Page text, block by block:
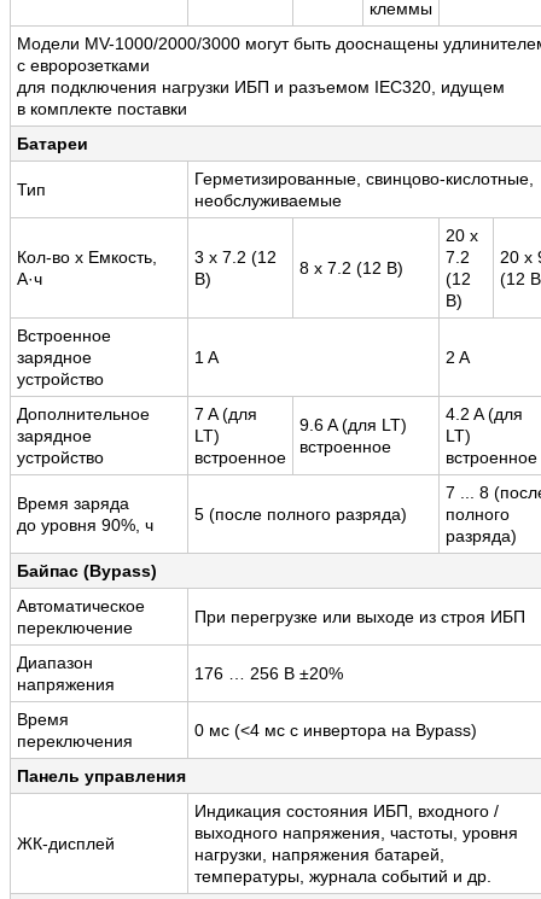
клеммы
Модели MV-1000/2000/3000 могут быть дооснащены
с евророзетками
для подключения нагрузки ИБП и разъемом IEC320, идущем
в комплекте поставки
Батареи
Тип
Герметизированные, свинцово-кислотные,
необслуживаемые
Кол-во x Емкость,
А·ч
3 x 7.2 (12
В)
8 x 7.2 (12 В)
20 x
7.2
(12
В)
20 x
(12
Встроенное
зарядное
устройство
1 A 2 A
Дополнительное
зарядное
устройство
7 A (для
LT)
встроенное
9.6 A (для LT)
встроенное
4.2 A (для
LT)
встроенное
Время заряда
до уровня 90%, ч
5 (после полного разряда)
7 ... 8
полного
разряда)
Байпас (Bypass)
Автоматическое
переключение
При перегрузке или выходе из строя ИБП
Диапазон
напряжения
176 … 256 В ±20%
Время
переключения
0 мс (<4 мс с инвертора на Bypass)
Панель управления
ЖК-дисплей
Индикация состояния ИБП, входного /
выходного напряжения, частоты, уровня
нагрузки, напряжения батарей,
температуры, журнала событий и др.